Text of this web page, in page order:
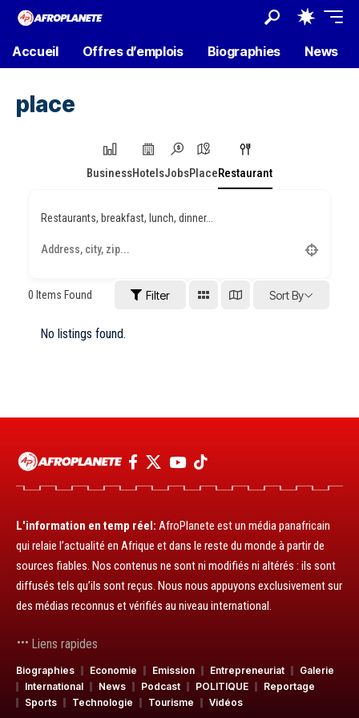
Accueil Offres d’emplois Biographies News
place
BusinessHotelsJobsPlaceRestaurant
Restaurants, breakfast, lunch, dinner...
0 Items Found Filter Sort By
No listings found.
L'information en temp réel: AfroPlanete est un média panafricain
qui relaie l’actualité en Afrique et dans le reste du monde à partir de
sources fiables. Nos contenus ne sont ni modifiés ni altérés : ils sont
diffusés tels qu’ils sont reçus. Nous nous appuyons exclusivement sur
des médias reconnus et vérifiés au niveau international.
Liens rapides
Biographies Economie Emission Entrepreneuriat
Galerie
International
News Podcast POLITIQUE
Reportage
Sports
Technologie Tourisme Vidéos